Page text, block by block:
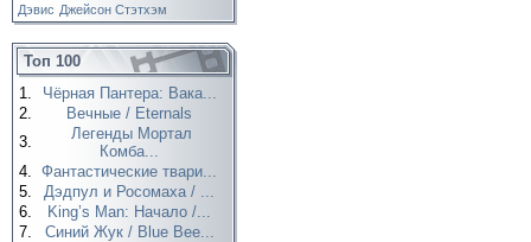
Дэвис Джейсон Стэтхэм
Топ 100
1.
Чёрная Пантера: Вака...
2.
Вечные / Eternals
3.
Легенды Мортал
Комба...
4. Фантастические твари...
5.
Дэдпул и Росомаха / ...
6.
King’s Man: Начало /...
7.
Синий Жук / Blue Bee...